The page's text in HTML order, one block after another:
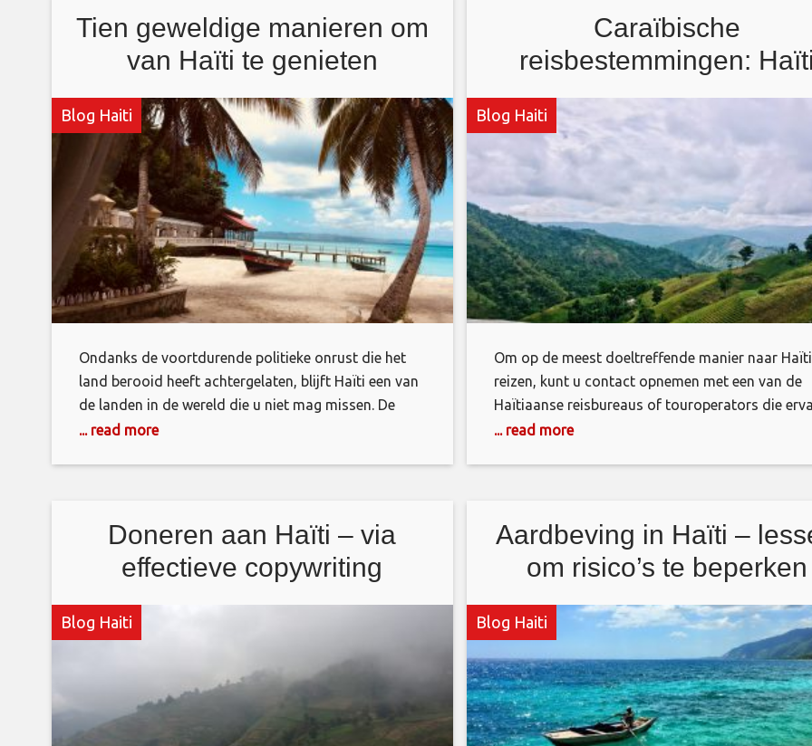
rampenbestrijdingsdeskundigen, geld en gebeden
gestuurd. Amerikanen hebben met overvloedige
Tien geweldige manieren om
van Haïti te genieten
Blog Haiti
Ondanks de voortdurende politieke onrust die het
land berooid heeft achtergelaten, blijft Haïti een van
de landen in de wereld die u niet mag missen. De
plaats zal je boeien met vele interessante details en
... read more
Caraïbische
reisbestemmingen: Haïti
Blog Haiti
Om op de meest doeltreffende manier naar
reizen, kunt u contact opnemen met een van de
Haïtiaanse reisbureaus of touroperators die
hebben met het organiseren van reizen op het
... read more
Doneren aan Haïti – via
effectieve copywriting
Blog Haiti
Aardbeving in Haïti –
om risico’s te beperken
Blog Haiti